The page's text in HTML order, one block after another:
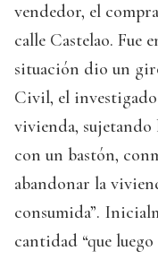
vendedor, el
calle Castelao. Fue
situación dio un
Civil, el
vivienda, sujetando
con un bastón,
abandonar la
consumida”.
cantidad “que luego